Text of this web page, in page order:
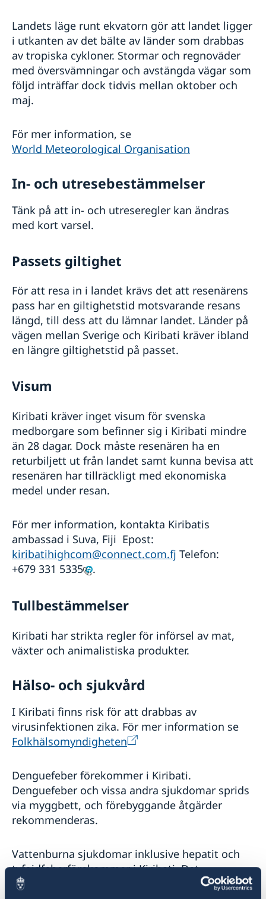
Landets läge runt ekvatorn gör att landet ligger
i utkanten av det bälte av länder som drabbas
av tropiska cykloner. Stormar och regnoväder
med översvämningar och avstängda vägar som
följd inträffar dock tidvis mellan oktober och
maj.
För mer information, se
World Meteorological Organisation
In- och utresebestämmelser
Tänk på att in- och utreseregler kan ändras
med kort varsel.
Passets giltighet
För att resa in i landet krävs det att resenärens
pass har en giltighetstid motsvarande resans
längd, till dess att du lämnar landet. Länder på
vägen mellan Sverige och Kiribati kräver ibland
en längre giltighetstid på passet.
Visum
Kiribati kräver inget visum för svenska
medborgare som befinner sig i Kiribati mindre
än 28 dagar. Dock måste resenären ha en
returbiljett ut från landet samt kunna bevisa att
resenären har tillräckligt med ekonomiska
medel under resan.
För mer information, kontakta Kiribatis
ambassad i Suva, Fiji Epost:
kiribatihighcom@connect.com.fj Telefon:
+679 331 5335
.
Tullbestämmelser
Kiribati har strikta regler för införsel av mat,
växter och animalistiska produkter.
Hälso- och sjukvård
I Kiribati finns risk för att drabbas av
virusinfektionen zika. För mer information se
Folkhälsomyndigheten
Denguefeber förekommer i Kiribati.
Denguefeber och vissa andra sjukdomar sprids
via myggbett, och förebyggande åtgärder
rekommenderas.
Vattenburna sjukdomar inklusive hepatit och
tyfoidfeberförekommer i Kiribati. Det
rekommenderas att koka allt dricksvatten eller